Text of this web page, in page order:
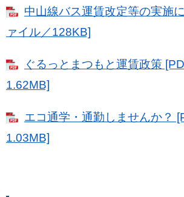
中山線バス運賃改定等の実施
ァイル／128KB]
ぐるっとまつもと運賃政策
1.62MB]
エコ通学・通勤しませんか？
1.03MB]